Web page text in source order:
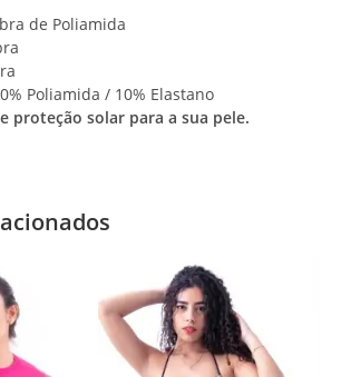
de Poliamida
Poliamida / 10% Elastano
proteção solar para a sua pele.